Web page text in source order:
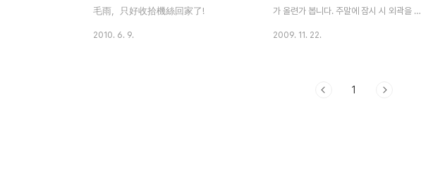
毛雨，只好收拾機絲回家了!
2010. 6. 9.
가 올련가 봅니다. 주말에 잠시 시 외곽을 다
익어가는 벼 이삭들이.. 이젠 가을이야!! 라고
2009. 11. 22.
1